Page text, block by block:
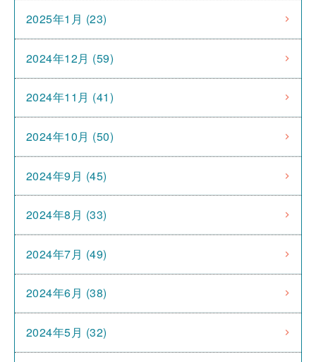
2025年1月 (23)
2024年12月 (59)
2024年11月 (41)
2024年10月 (50)
2024年9月 (45)
2024年8月 (33)
2024年7月 (49)
2024年6月 (38)
2024年5月 (32)